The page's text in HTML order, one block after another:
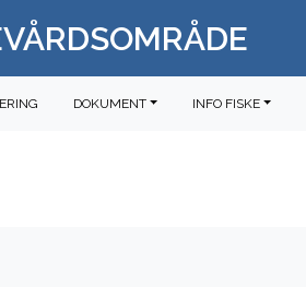
DOKUMENT INFO FISKE